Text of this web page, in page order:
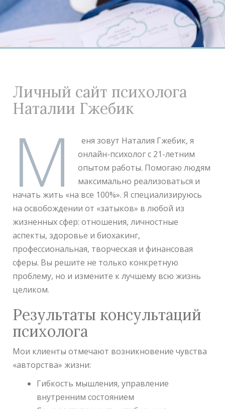
Личный сайт психолога
Наталии Гжебик
М
еня зовут Наталия Гжебик, я
онлайн-психолог с 21-летним
опытом работы. Помогаю людям
максимально реализоваться и
начать жить «на все 100%». Я специализируюсь
на освобождении от «затыков» в любой из
жизненных сфер: отношения, личностные
аспекты, здоровье и биохакинг,
профессиональная, творческая и финансовая
сферы. Вы решите не только конкретную
проблему, но и измените к лучшему всю жизнь
целиком.
Результаты консультаций
психолога
Мои клиенты отмечают возникновение чувства
«авторства» жизни:
Гибкость мышления, управление
внутренним состоянием